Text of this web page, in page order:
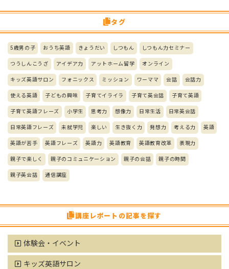
タグ
5歳男の子 おうち英語 きょうだい しつもん しつもん力セミナー
つうしんこうざ アイデア力 アットホーム留学 オンライン
キッズ英語サロン フォニックス ミッション ワーママ 会話 会話力
使える英語 子どもの興味 子育てイライラ 子育て英会話 子育て英語
子育て英語フレーズ 小学生 思考力 想像力 日常生活 日常英会話
日常英語フレーズ 未就学児 楽しい 生き抜く力 発想力 考える力 英語
英語が苦手 英語フレーズ 英語力 英語教育 英語教育改革 表現力
親子で楽しく 親子のコミュニケーション 親子の会話 親子の時間
親子英会話 通信講座
講座レポートの記事を探す
体験会・イベント
キッズ英語サロン